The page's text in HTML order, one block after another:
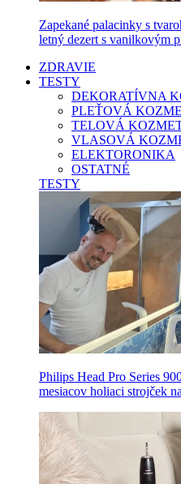
Zapekané palacinky s
letný dezert s vanilkovým
ZDRAVIE
TESTY
DEKORATÍVNA
PLEŤOVÁ
TELOVÁ
VLASOVÁ
ELEKTORONIKA
OSTATNÉ
TESTY
Philips Head Pro Series
mesiacov holiaci strojček